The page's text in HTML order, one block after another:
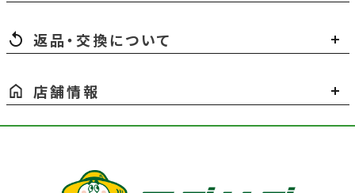
返品・交換について
店舗情報